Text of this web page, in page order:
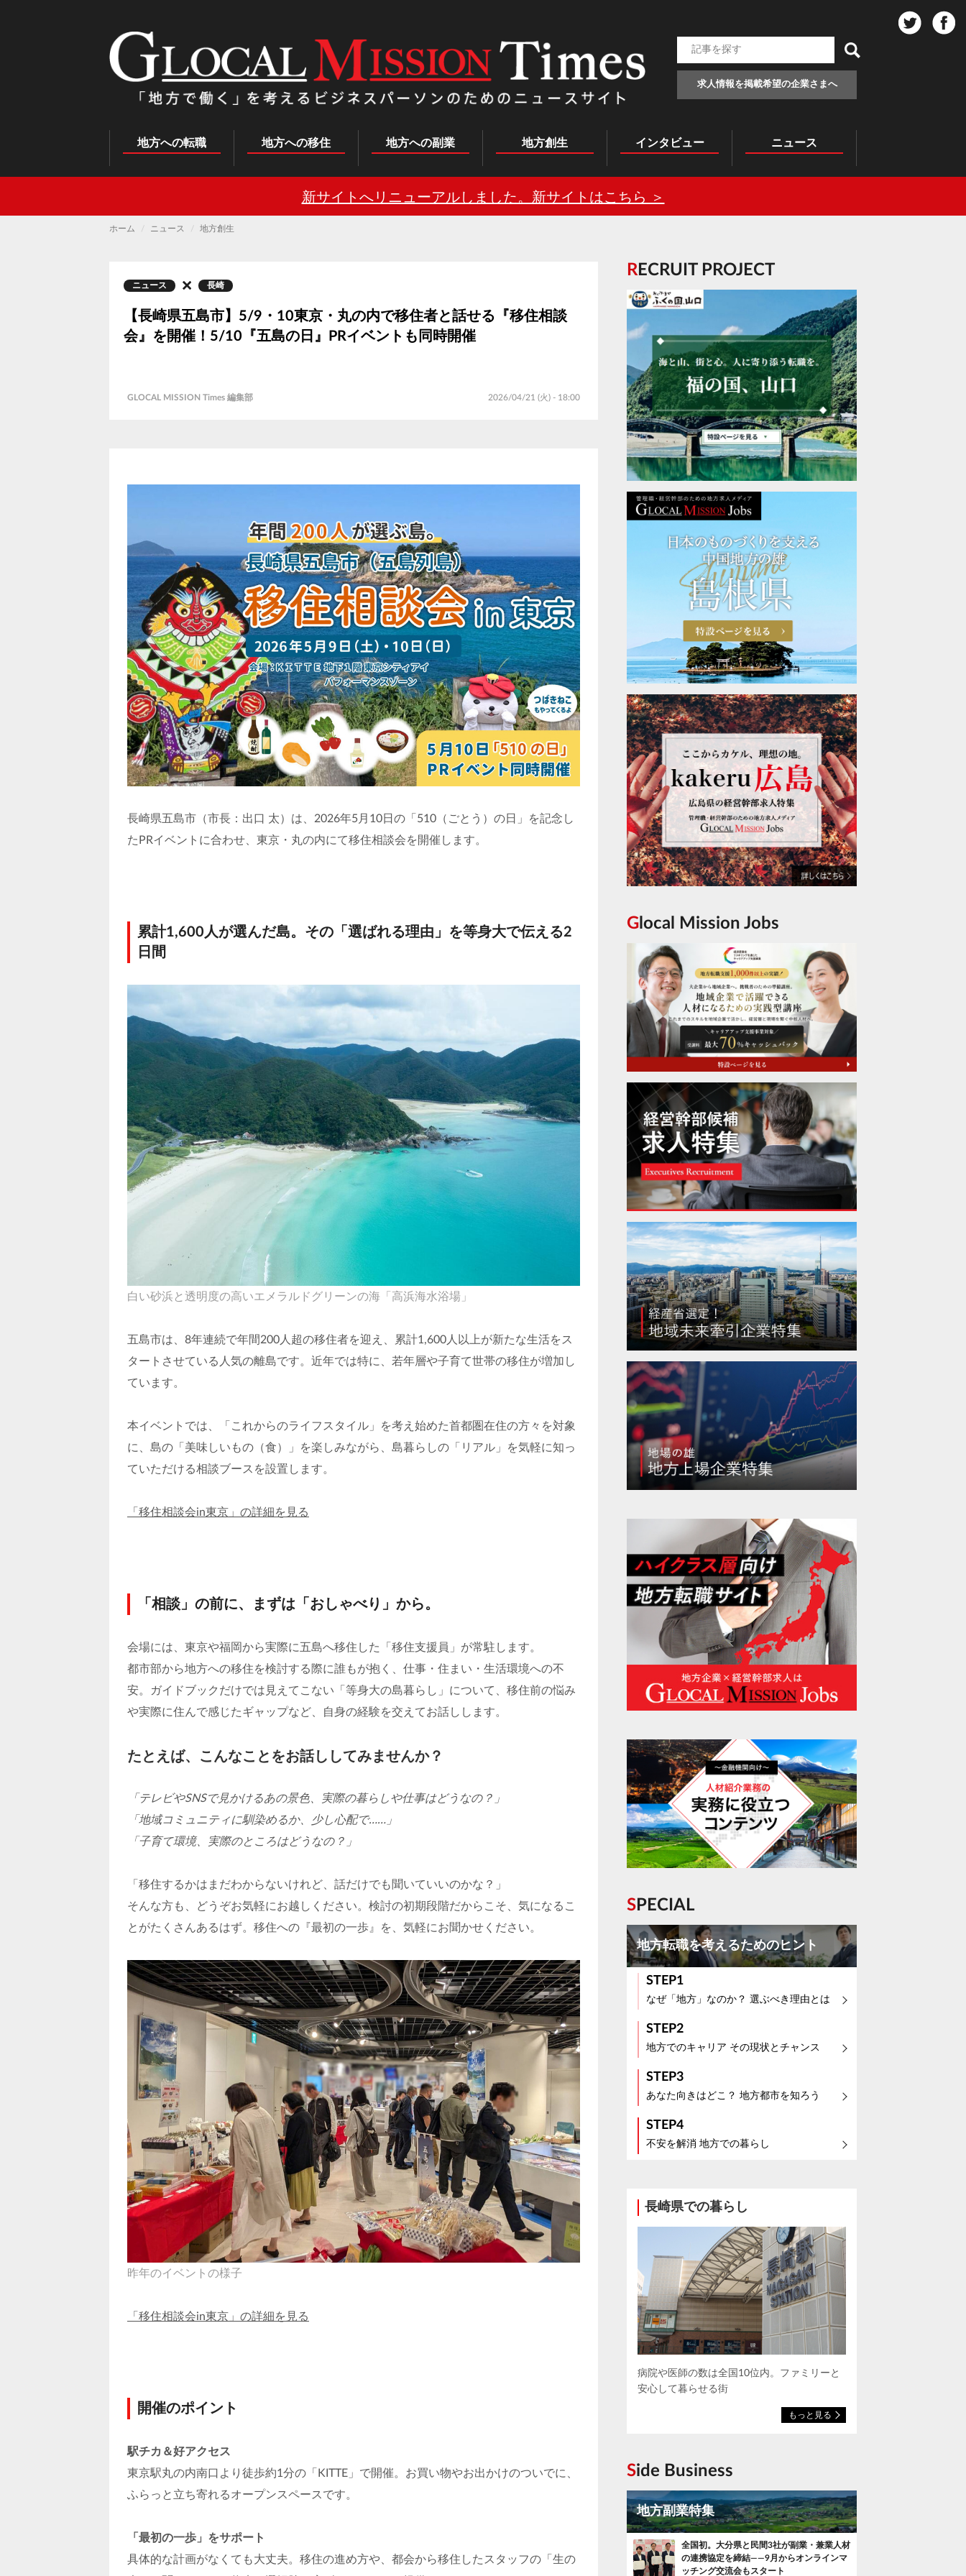
求人情報を掲載希望の企業さまへ
Main
navigation
地方への転職 地方への移住 地方への副業 地方創生 インタビュー ニュース
新サイトへリニューアルしました。新サイトはこちら ＞
ホーム ニュース 地方創生
ニュース 長崎
【長崎県五島市】5/9・10東京・丸の内で移住者と話せる『移住相談
会』を開催！5/10『五島の日』PRイベントも同時開催
GLOCAL MISSION Times 編集部 2026/04/21 (火) - 18:00
長崎県五島市（市長：出口 太）は、2026年5月10日の「510（ごとう）の日」を記念し
たPRイベントに合わせ、東京・丸の内にて移住相談会を開催します。
累計1,600人が選んだ島。その「選ばれる理由」を等身大で伝える2
日間
白い砂浜と透明度の高いエメラルドグリーンの海「高浜海水浴場」
五島市は、8年連続で年間200人超の移住者を迎え、累計1,600人以上が新たな生活をス
タートさせている人気の離島です。近年では特に、若年層や子育て世帯の移住が増加し
ています。
本イベントでは、「これからのライフスタイル」を考え始めた首都圏在住の方々を対象
に、島の「美味しいもの（食）」を楽しみながら、島暮らしの「リアル」を気軽に知っ
ていただける相談ブースを設置します。
「移住相談会in東京」の詳細を見る
「相談」の前に、まずは「おしゃべり」から。
会場には、東京や福岡から実際に五島へ移住した「移住支援員」が常駐します。
都市部から地方への移住を検討する際に誰もが抱く、仕事・住まい・生活環境への不
安。ガイドブックだけでは見えてこない「等身大の島暮らし」について、移住前の悩み
や実際に住んで感じたギャップなど、自身の経験を交えてお話しします。
たとえば、こんなことをお話ししてみませんか？
「テレビやSNSで見かけるあの景色、実際の暮らしや仕事はどうなの？」
「地域コミュニティに馴染めるか、少し心配で……」
「子育て環境、実際のところはどうなの？」
「移住するかはまだわからないけれど、話だけでも聞いていいのかな？」
そんな方も、どうぞお気軽にお越しください。検討の初期段階だからこそ、気になるこ
とがたくさんあるはず。移住への『最初の一歩』を、気軽にお聞かせください。
昨年のイベントの様子
「移住相談会in東京」の詳細を見る
開催のポイント
駅チカ＆好アクセス
東京駅丸の内南口より徒歩約1分の「KITTE」で開催。お買い物やお出かけのついでに、
ふらっと立ち寄れるオープンスペースです。
「最初の一歩」をサポート
具体的な計画がなくても大丈夫。移住の進め方や、都会から移住したスタッフの「生の
RECRUIT PROJECT
Glocal Mission Jobs
SPECIAL
地方転職を考えるためのヒント
STEP1
なぜ「地方」なのか？ 選ぶべき理由とは
STEP2
地方でのキャリア その現状とチャンス
STEP3
あなた向きはどこ？ 地方都市を知ろう
STEP4
不安を解消 地方での暮らし
長崎県での暮らし
病院や医師の数は全国10位内。ファミリーと
安心して暮らせる街
もっと見る
Side Business
地方副業特集
全国初。大分県と民間3社が副業・兼業人材
の連携協定を締結——9月からオンラインマ
ッチング交流会もスタート